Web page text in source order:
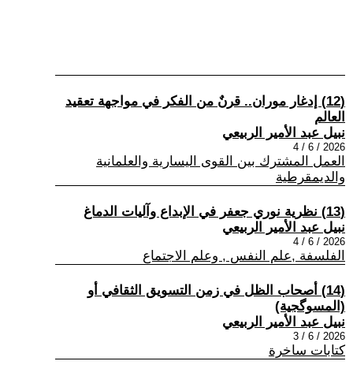
(12) إدغار موران.. قرنٌ من الفكر في مواجهة تعقيد
العالم
نبيل عبد الأمير الربيعي
2026 / 6 / 4
العمل المشترك بين القوى اليسارية والعلمانية
والديمقرطية
(13) نظرية نوري جعفر في الإبداع وآليات الدماغ
نبيل عبد الأمير الربيعي
2026 / 6 / 4
الفلسفة ,علم النفس , وعلم الاجتماع
(14) أصحاب الظل في زمن التسويق الثقافي أو
(المسوگجية)
نبيل عبد الأمير الربيعي
2026 / 6 / 3
كتابات ساخرة